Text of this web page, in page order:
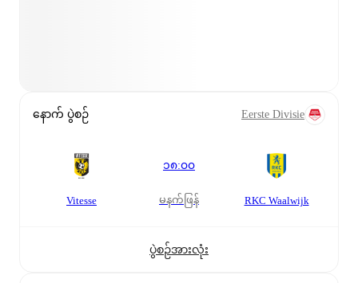
နောက် ပွဲစဉ် Eerste Divisie
Vitesse
၁၈:၀၀
မနက်ဖြန် RKC Waalwijk
ပွဲစဉ်အားလုံး